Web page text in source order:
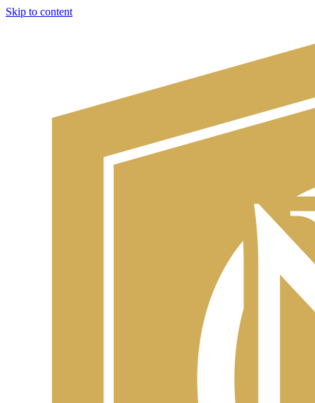
Skip to content